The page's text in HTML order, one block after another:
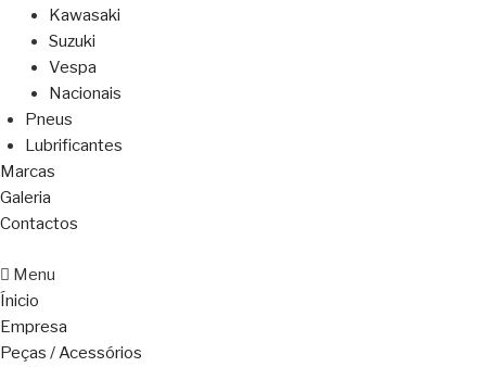
Kawasaki
Suzuki
Vespa
Nacionais
Pneus
Lubrificantes
Marcas
Galeria
Contactos
Menu
Ínicio
Empresa
Peças / Acessórios